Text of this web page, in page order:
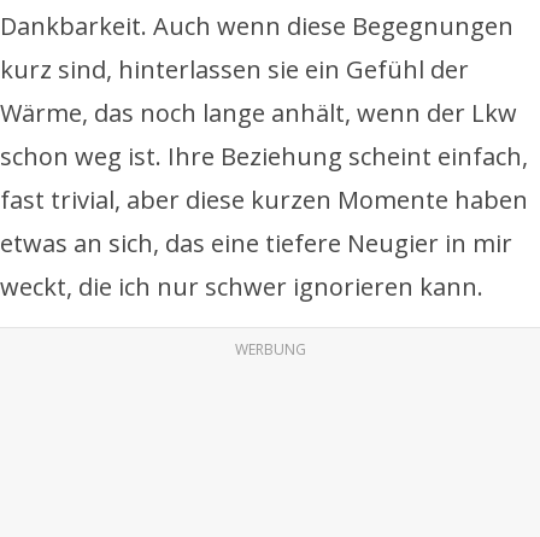
Dankbarkeit. Auch wenn diese Begegnungen
kurz sind, hinterlassen sie ein Gefühl der
Wärme, das noch lange anhält, wenn der Lkw
schon weg ist. Ihre Beziehung scheint einfach,
fast trivial, aber diese kurzen Momente haben
etwas an sich, das eine tiefere Neugier in mir
weckt, die ich nur schwer ignorieren kann.
WERBUNG